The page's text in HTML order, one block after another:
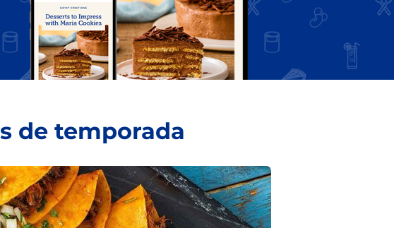
de temporada